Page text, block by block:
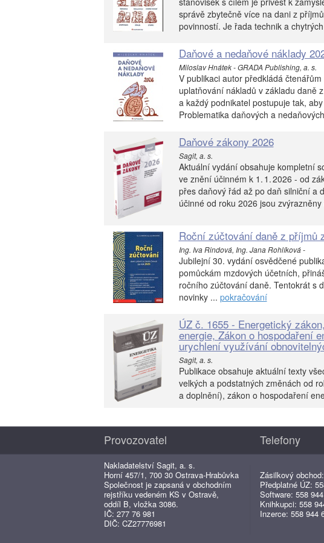
správě zbytečně více na dani z
povinností. Je řada technik a
Daňové a nedaňové náklady
Miloslav Hnátek - GRADA Publishing, a. s.
V publikaci autor předkládá
uplatňování nákladů v základu daně
a každý podnikatel postupuje tak,
Problematika daňových a
Daňové zákony 2026
Sagit, a. s.
Aktuální vydání obsahuje kompletní
ve znění účinném k 1. 1. 2026 - od
přes daňový řád až po daň silniční a
účinné od roku 2026 jsou
Roční zúčtování daně z příjmů
Ing. Iva Rindová, Ing. Jana Rohlíková -
Jubilejní 30. vydání osvědčené
pomůckám mzdových účetních,
ročního zúčtování daně. Tentokrát s
novinky ... pokračování
ÚZ č. 1655 - Energetický
energie, Zákon o hospodaření
urychlení využívání
Sagit, a. s.
Publikace obsahuje aktuální texty
velkých a podstatných změnách od
a doplnění), zákon o hospodaření
Provozovatel
Nakladatelství Sagit, a. s.
Horní 457/1, 700 30 Ostrava-Hrabůvka
Společnost je zapsaná v obchodním
rejstříku vedeném KS v Ostravě,
oddíl B, vložka 3086.
IČ: 277 76 981
DIČ: CZ27776981
Telefony
Zásilkový
Předplatné ÚZ:
Software: 558
Knihkupci: 558
Inzerce: 558 944